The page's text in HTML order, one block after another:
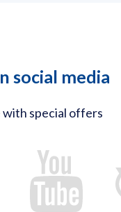
social media
with special offers